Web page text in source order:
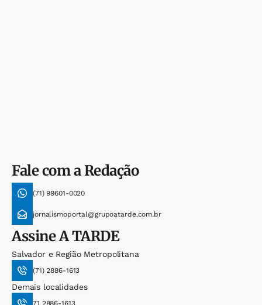
Fale com a Redação
(71) 99601-0020
jornalismoportal@grupoatarde.com.br
AssineA TARDE
Salvador e Região Metropolitana
(71) 2886-1613
Demais localidades
71 2886-1613